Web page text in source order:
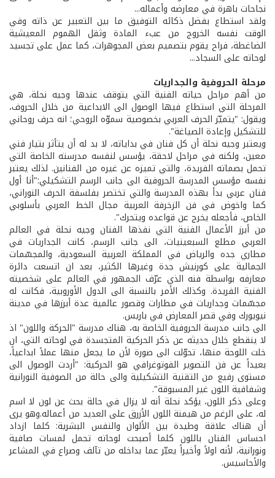
نجاحات باهرة في معارضه وأعماله...
ولقد استطاع بفضل ذكائه التوفيق ما بين التعبير عن ذاته وفي
الوقت نفسه الخروج من عبء المادة وثقل الهموم المعيشية
الضاغطة، فراح يقوم بتصميم بعض المجوهرات، كما عمل على تجسيد
لوحاته على السجاد...
مرحلة الحروفية والجداريات
من أهم مراحل حياته الفنية التي يتوقف عندها وجيه نحلة، هي
المرحلة التي استطاع فيها الوصول الى الابداعية من خلال الحروف،
ويقول: "يتميّز الحرف العربي بخصوصية سموّه الروحي؛ انه حرف روحاني
للتشكيل وإعادة الصياغة".
ويعتبر وجيه نحلة أن كل فنان في بداياته، لا بد له أن يتأثر بتيار فني
معين، ولكنه في مراحل لاحقة، يؤسس لنفسه مدرسته الخاصة التي
تحمل بصماته الفريدة، والتي تميزه عن غيره من الفنانين. لذلك يعتبر
نفسه مؤسس المدرسة الحروفية الى جانب الرسم التشكيلي:"أنا أول
فنان عربي بدأ بهذه المدرسة والتي تختصر بفلسفة الحرف النوراني،
كما واخوض في فن الزخرفة العربية مجال الخط العربي بأسلوبي
الخاص، فأجعله يخرج عن قواعده ويتحرك".
من أبرز الأعمال الفنية التي نفذها الفنان وجيه نحلة في العالم
العربي مطلع السبعينيات، الى جانب الرسم، كانت الجداريات في
مطاري جده والرياض في المملكة العربية السعودية، والمجسّمات
الجمالية على كورنيش جدة وغيرها الكثير، بعد ان اتسعت دائرة
معارفه بواسطة فنه الذي عرّف الجمهور في العالم على شخصيته
الفنية الفريدة. وكذلك الأمر بالنسبة الى الدول الأوروبية، فكانت له
مجسّمات وجداريات في مطارات وقصور عالمية عدة أبرزها في مدينة
نيويورك وفي قصر المعارض في باريس.
الى جانب مدرسة الحروفية الخاصة به، هناك مدرسة "الحركة واللون" اذ
لا ينقطع خلال حديثه عن ذكر الحركية المتجسدة في لوحاته التي، ان
خلت اللوحة منها، تحوّلت الى صورة لأن ما يجعل منها عملاً ابداعياً،
بعيداً عن فن التصوير الفوتوغرافي هو الحركية: "أردت الوصول الى
مستوى رفيع من التقنية التشكيلية والى حالة من الصوفية النورانية
وشفافية اللون غير المسبوقة".
وعلى ذكر اللون، يؤكد نحلة أنه لا يزال في حالة بحث عن لون لا اسم
له، على الرغم من هيمنة اللون الأزرق على العديد من أعماله.وهو يرى
أن هناك علاقة وطيدة بين الألوان والنفس البشرية: كلما ازداد
احساس الفنان باللون كلما أصبحت لوحاته تحمل لمسات صافية
ونورانية، لأنه اولاً وأخيراً يعبّر عما بداخله من تآلف وصراع في المشاعر
والأحاسيس.